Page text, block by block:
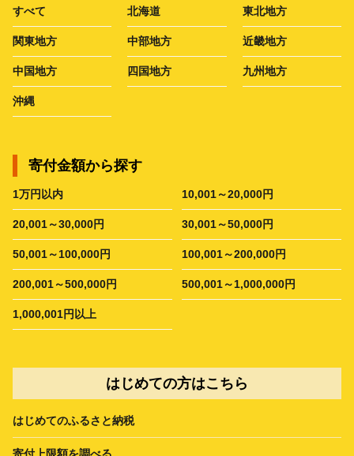
すべて 北海道 東北地方
関東地方 中部地方 近畿地方
中国地方 四国地方 九州地方
沖縄
寄付金額から探す
1万円以内 10,001～20,000円
20,001～30,000円 30,001～50,000円
50,001～100,000円 100,001～200,000円
200,001～500,000円 500,001～1,000,000円
1,000,001円以上
はじめての方はこちら
はじめてのふるさと納税